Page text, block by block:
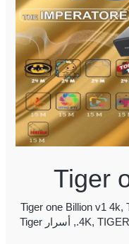
Tiger one Billion v1 4k,
.4K,
,
أسرار Tiger